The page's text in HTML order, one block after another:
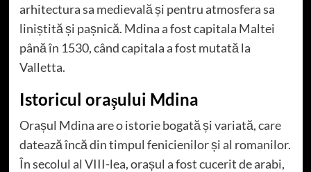
arhitectura sa medievală și pentru atmosfera sa
liniștită și pașnică. Mdina a fost capitala Maltei
până în 1530, când capitala a fost mutată la
Valletta.
Istoricul orașului Mdina
Orașul Mdina are o istorie bogată și variată, care
datează încă din timpul fenicienilor și al romanilor.
În secolul al VIII-lea, orașul a fost cucerit de arabi,